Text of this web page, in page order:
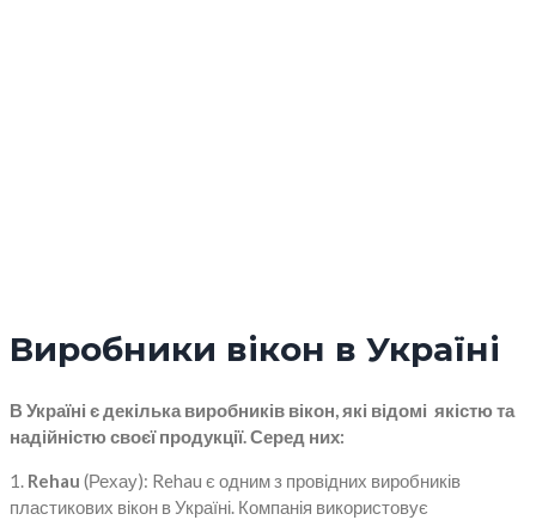
Виробники вікон в Україні
В Україні є декілька виробників вікон, які відомі якістю та
надійністю своєї продукції. Серед них:
1. Rehau (Рехау): Rehau є одним з провідних виробників
пластикових вікон в Україні. Компанія використовує